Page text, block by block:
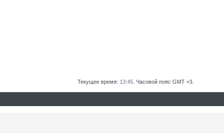
Текущее время: 13:45 . Часовой пояс GMT +3.